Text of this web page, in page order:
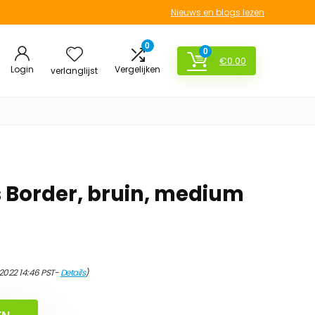
Nieuws en blogs lezen
Login verlanglijst
0
Vergelijken
0
€0.00
bruin, medium
14:46 PST-Details)